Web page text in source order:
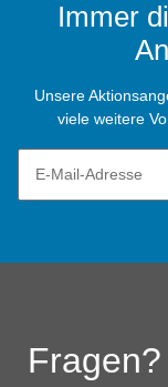
Immer
Unsere
viele weitere